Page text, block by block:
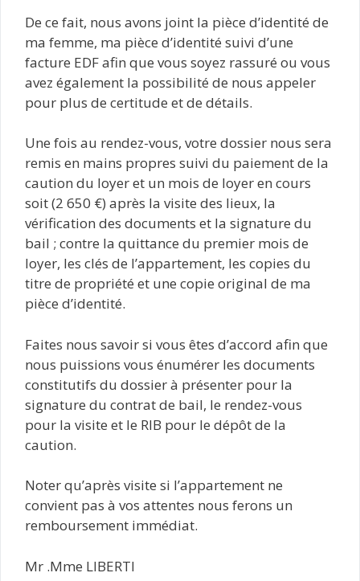
De ce fait, nous avons joint la pièce d’identité de
ma femme, ma pièce d’identité suivi d’une
facture EDF afin que vous soyez rassuré ou vous
avez également la possibilité de nous appeler
pour plus de certitude et de détails.
Une fois au rendez-vous, votre dossier nous sera
remis en mains propres suivi du paiement de la
caution du loyer et un mois de loyer en cours
soit (2 650 €) après la visite des lieux, la
vérification des documents et la signature du
bail ; contre la quittance du premier mois de
loyer, les clés de l’appartement, les copies du
titre de propriété et une copie original de ma
pièce d’identité.
Faites nous savoir si vous êtes d’accord afin que
nous puissions vous énumérer les documents
constitutifs du dossier à présenter pour la
signature du contrat de bail, le rendez-vous
pour la visite et le RIB pour le dépôt de la
caution.
Noter qu’après visite si l’appartement ne
convient pas à vos attentes nous ferons un
remboursement immédiat.
Mr .Mme LIBERTI